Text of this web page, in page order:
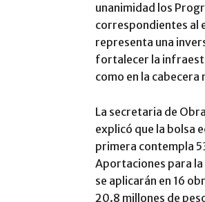
unanimidad los
correspondientes al
representa una
fortalecer la
como en la cabecera
La secretaria de
explicó que la bolsa
primera contempla
Aportaciones para
se aplicarán en 16
20.8 millones de